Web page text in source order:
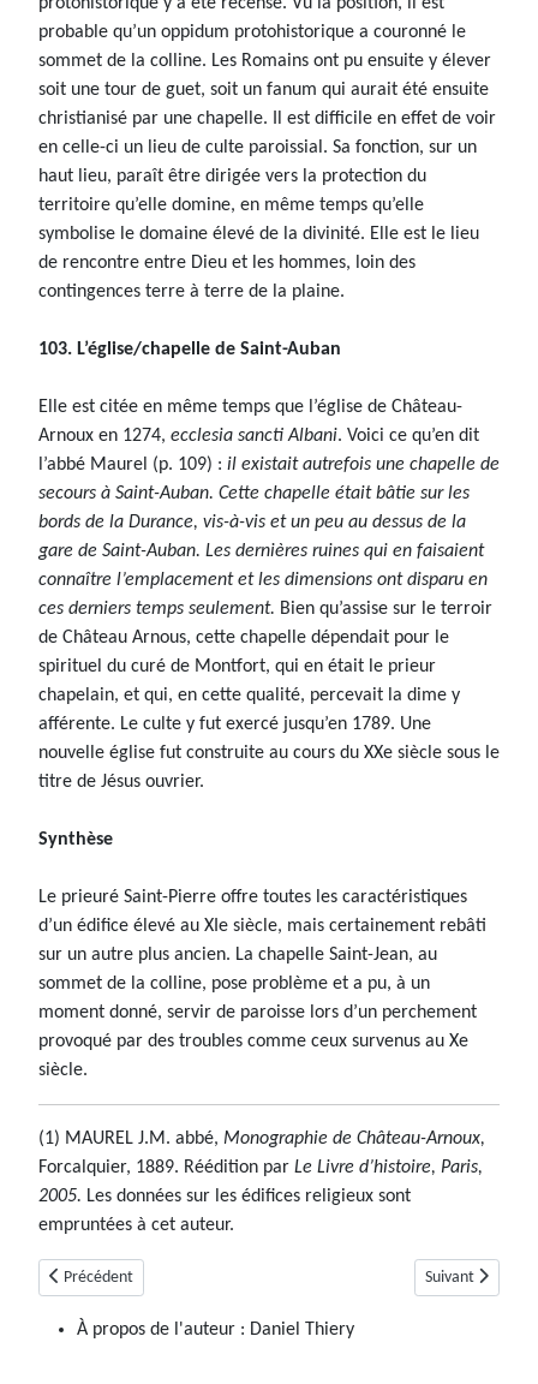
probable qu’un oppidum protohistorique a couronné le
sommet de la colline. Les Romains ont pu ensuite y élever
soit une tour de guet, soit un fanum qui aurait été ensuite
christianisé par une chapelle. Il est difficile en effet de voir
en celle-ci un lieu de culte paroissial. Sa fonction, sur un
haut lieu, paraît être dirigée vers la protection du
territoire qu’elle domine, en même temps qu’elle
symbolise le domaine élevé de la divinité. Elle est le lieu
de rencontre entre Dieu et les hommes, loin des
contingences terre à terre de la plaine.
103. L’église/chapelle de Saint-Auban
Elle est citée en même temps que l’église de Château-
Arnoux en 1274, ecclesia sancti Albani. Voici ce qu’en dit
l’abbé Maurel (p. 109) : il existait autrefois une chapelle de
secours à Saint-Auban. Cette chapelle était bâtie sur les
bords de la Durance, vis-à-vis et un peu au dessus de la
gare de Saint-Auban. Les dernières ruines qui en faisaient
connaître l’emplacement et les dimensions ont disparu en
ces derniers temps seulement. Bien qu’assise sur le terroir
de Château Arnous, cette chapelle dépendait pour le
spirituel du curé de Montfort, qui en était le prieur
chapelain, et qui, en cette qualité, percevait la dime y
afférente. Le culte y fut exercé jusqu’en 1789. Une
nouvelle église fut construite au cours du XXe siècle sous le
titre de Jésus ouvrier.
Synthèse
Le prieuré Saint-Pierre offre toutes les caractéristiques
d’un édifice élevé au XIe siècle, mais certainement rebâti
sur un autre plus ancien. La chapelle Saint-Jean, au
sommet de la colline, pose problème et a pu, à un
moment donné, servir de paroisse lors d’un perchement
provoqué par des troubles comme ceux survenus au Xe
siècle.
(1) MAUREL J.M. abbé, Monographie de Château-Arnoux,
Forcalquier, 1889. Réédition par Le Livre d’histoire, Paris,
2005. Les données sur les édifices religieux sont
empruntées à cet auteur.
Article précédent : Chamtercier
Précédent Article suivant :
Suivant
À propos de l'auteur : Daniel Thiery